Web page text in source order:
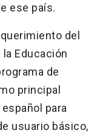
ese país.
del
Educación
de
principal
para
usuario básico,